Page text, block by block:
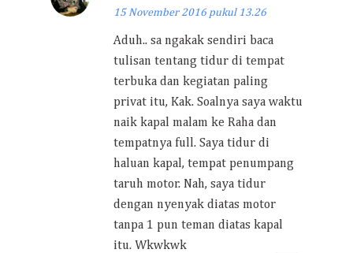
15 November 2016 pukul 13.26
Aduh.. sa ngakak sendiri baca
tulisan tentang tidur di tempat
terbuka dan kegiatan paling
privat itu, Kak. Soalnya saya waktu
naik kapal malam ke Raha dan
tempatnya full. Saya tidur di
haluan kapal, tempat penumpang
taruh motor. Nah, saya tidur
dengan nyenyak diatas motor
tanpa 1 pun teman diatas kapal
itu. Wkwkwk